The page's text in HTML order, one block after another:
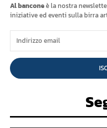
Al banconeè la nostra
iniziative ed eventi sulla birra